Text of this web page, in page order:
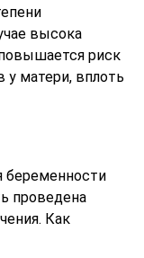
высока
риск
у матери, вплоть
беременности
проведена
Как